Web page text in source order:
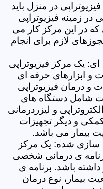
در منزل باید
زمینه فیزیوتراپی
که در این مرکز کار می
لازم برای انجام
یک مرکز فیزیوتراپی
و ابزارهای حرفه ای
و درمان فیزیوتراپی
شامل دستگاه های
و لیزردرمانی
و دیگر تجهیزات
بیمار می باشد.
سازی شده: یک مرکز
برنامه ی درمانی شخصی
باشد. برنامه ی
بیمار، نوع درمان